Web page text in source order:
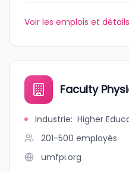
Voir les emplois et détails
Faculty
Industrie: Higher
201-500 employés
umfpi.org